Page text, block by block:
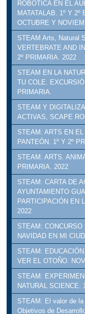
ROBÓTICA EN EL
MATATALAB. 1º Y
OCTUBRE Y
STEAM Arts, Natural
VERTEBRATE AND
2º PRIMARIA. 2022
STEAM EN LA
TU COLE.
PRIMARIA.
STEAM Y
ACTIVAS, SCAPE
STEAM: ARTS EN
PANTEÓN. 1º Y 2º
STEAM: ARTS.
PRIMARIA. 2022
STEAM: CARTA DE
AYUNTAMIENTO
PARTICIPACIÓN EN
2022
STEAM:
NAVIDAD EN MI
STEAM:
VER EL OTOÑO.
STEAM:
NATURAL SCIENCE.
STEAM: El valor de
Objetivos de